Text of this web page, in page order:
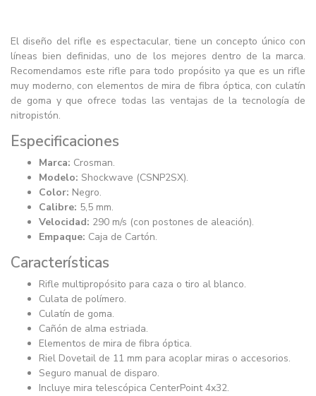
El diseño del rifle es espectacular, tiene un concepto único con
líneas bien definidas, uno de los mejores dentro de la marca.
Recomendamos este rifle para todo propósito ya que es un rifle
muy moderno, con elementos de mira de fibra óptica, con culatín
de goma y que ofrece todas las ventajas de la tecnología de
nitropistón.
Especificaciones
Marca: Crosman.
Modelo: Shockwave (CSNP2SX).
Color: Negro.
Calibre: 5,5 mm.
Velocidad: 290 m/s (con postones de aleación).
Empaque: Caja de Cartón.
Características
Rifle multipropósito para caza o tiro al blanco.
Culata de polímero.
Culatín de goma.
Cañón de alma estriada.
Elementos de mira de fibra óptica.
Riel Dovetail de 11 mm para acoplar miras o accesorios.
Seguro manual de disparo.
Incluye mira telescópica CenterPoint 4x32.